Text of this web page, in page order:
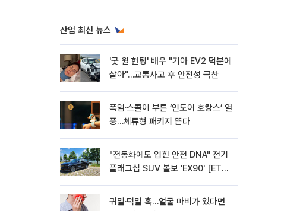
산업 최신 뉴스
'굿 윌 헌팅' 배우 "기아 EV2 덕분에
살아"…교통사고 후 안전성 극찬
폭염·스콜이 부른 ‘인도어 호캉스’ 열
풍…체류형 패키지 뜬다
"전동화에도 입힌 안전 DNA" 전기
플래그십 SUV 볼보 'EX90' [ET의
귀밑·턱밑 혹…얼굴 마비가 있다면